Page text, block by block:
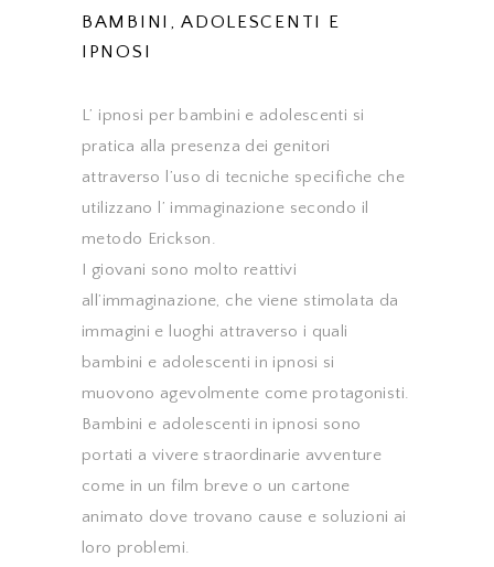
BAMBINI, ADOLESCENTI E
IPNOSI
L’ ipnosi per bambini e adolescenti si
pratica alla presenza dei genitori
attraverso l’uso di tecniche specifiche che
utilizzano l’ immaginazione secondo il
metodo Erickson.
I giovani sono molto reattivi
all’immaginazione, che viene stimolata da
immagini e luoghi attraverso i quali
bambini e adolescenti in ipnosi si
muovono agevolmente come protagonisti.
Bambini e adolescenti in ipnosi sono
portati a vivere straordinarie avventure
come in un film breve o un cartone
animato dove trovano cause e soluzioni ai
loro problemi.